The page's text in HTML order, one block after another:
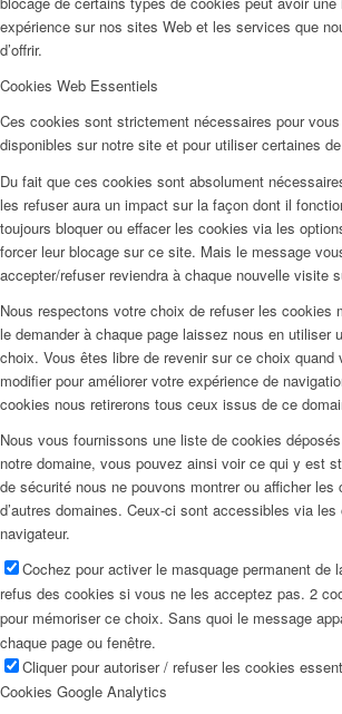
expérience sur nos sites Web et les services que
d’offrir.
Cookies Web Essentiels
Ces cookies sont strictement nécessaires pour
disponibles sur notre site et pour utiliser certaines
Du fait que ces cookies sont absolument
les refuser aura un impact sur la façon dont il
toujours bloquer ou effacer les cookies via les
forcer leur blocage sur ce site. Mais le message
accepter/refuser reviendra à chaque nouvelle visite
Nous respectons votre choix de refuser les cookies
le demander à chaque page laissez nous en utiliser
choix. Vous êtes libre de revenir sur ce choix quand
modifier pour améliorer votre expérience de
cookies nous retirerons tous ceux issus de ce
Nous vous fournissons une liste de cookies
notre domaine, vous pouvez ainsi voir ce qui y est
de sécurité nous ne pouvons montrer ou afficher les
d’autres domaines. Ceux-ci sont accessibles via
navigateur.
Cochez pour activer le masquage permanent de
refus des cookies si vous ne les acceptez pas. 2
pour mémoriser ce choix. Sans quoi le message
chaque page ou fenêtre.
Cliquer pour autoriser / refuser les cookies
Cookies Google Analytics